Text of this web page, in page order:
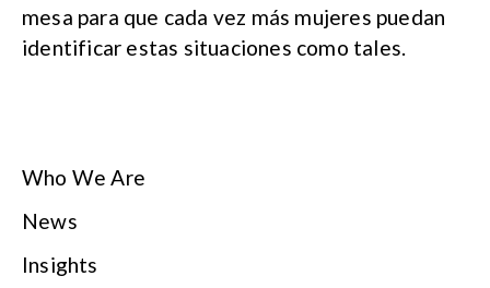
mesa para que cada vez más mujeres puedan
identificar estas situaciones como tales.
Who We Are
News
Insights